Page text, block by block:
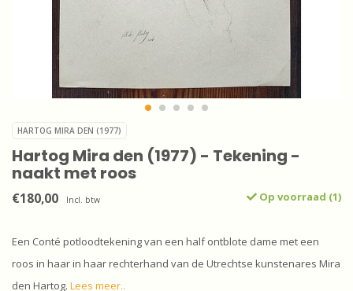
HARTOG MIRA DEN (1977)
Hartog Mira den (1977) - Tekening -
naakt met roos
€180,00 Incl. btw Op voorraad (1)
Een Conté potloodtekening van een half ontblote dame met een
roos in haar in haar rechterhand van de Utrechtse kunstenares Mira
den Hartog. Lees meer..